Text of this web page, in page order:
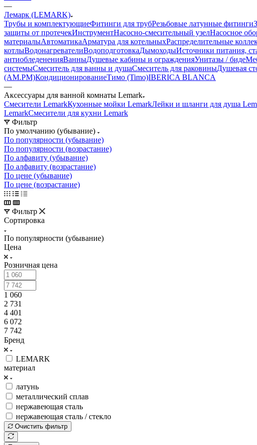
—
Лемарк (LEMARK)
Трубы и комплектующиеФитинги для трубРезьбовые латунные фитинги
защиты от протечекИнструментНасосно-смесительный узелНасосное
материалыАвтоматикаАрматура для котельныхРаспределительные
котлыВодонагревателиВодоподготовкаДымоходыИсточники питания,
антиобледененияВанныДушевые кабины и огражденияУнитазы / биде
системыСмеситель для ванны и душаСмеситель для раковиныДушевая
(AM.PM)КондиционированиеТимо (Timo)IBERICA BLANCA
—
Аксессуары для ванной комнаты Lemark
Смесители LemarkКухонные мойки LemarkЛейки и шланги для душа
LemarkСмесители для кухни Lemark
Фильтр
По умолчанию (убывание)
По популярности (убывание)
По популярности (возрастание)
По алфавиту (убывание)
По алфавиту (возрастание)
По цене (убывание)
По цене (возрастание)
Фильтр
Сортировка
По популярности (убывание)
Цена
Розничная цена
1 060
2 731
4 401
6 072
7 742
Бренд
LEMARK
материал
латунь
металлический сплав
нержавеющая сталь
нержавеющая сталь / стекло
Очистить фильтр